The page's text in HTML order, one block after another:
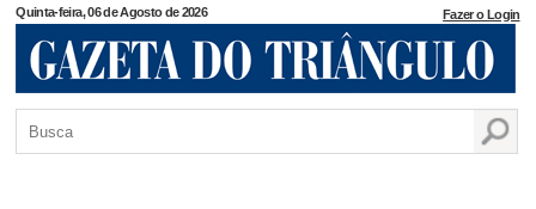
Quinta-feira, 06 de Agosto de 2026 Fazer o Login